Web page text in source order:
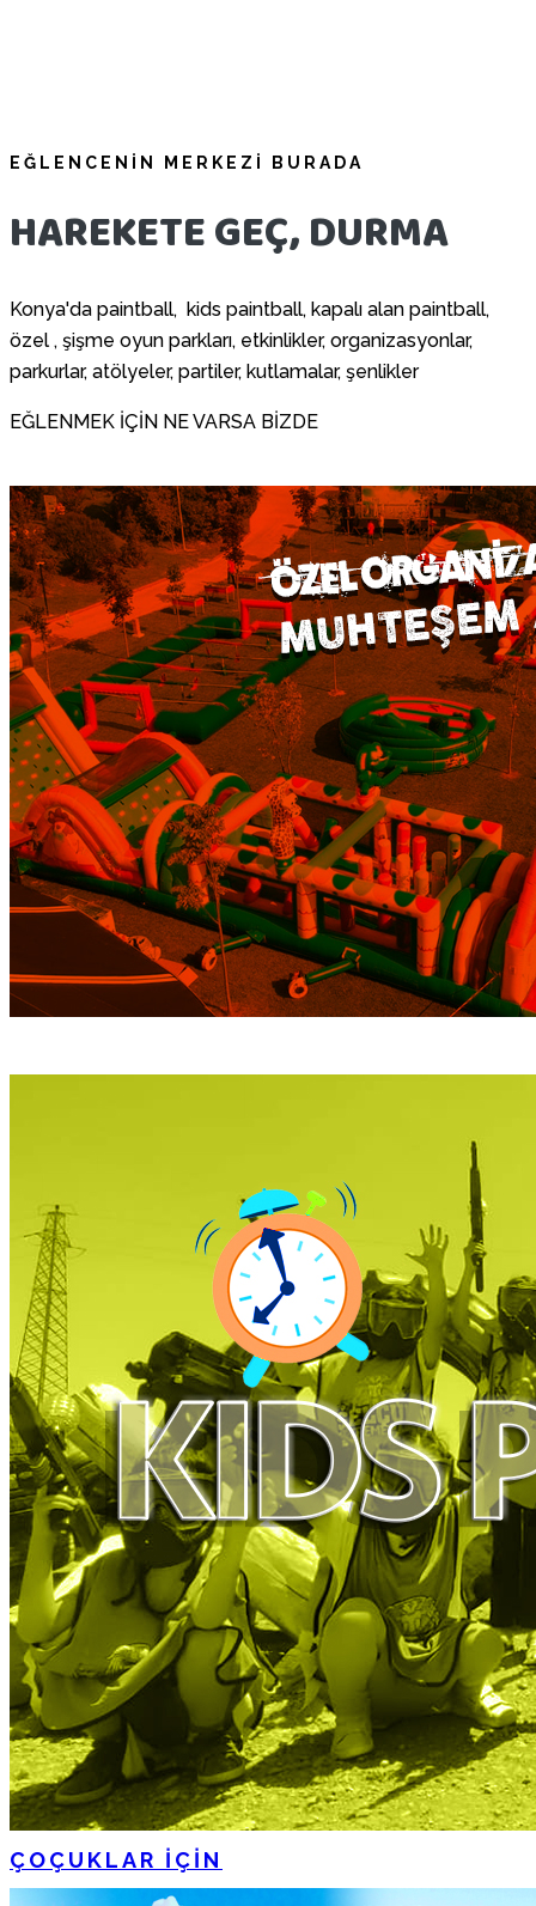
EĞLENCENİN MERKEZİ BURADA
HAREKETE GEÇ, DURMA
Konya'da paintball, kids paintball, kapalı alan paintball,
özel , şişme oyun parkları, etkinlikler, organizasyonlar,
parkurlar, atölyeler, partiler, kutlamalar, şenlikler
EĞLENMEK İÇİN NE VARSA BİZDE
ÇOÇUKLAR İÇİN